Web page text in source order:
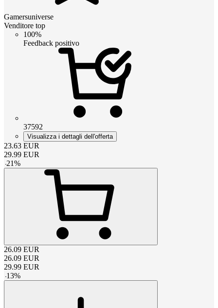
Gamersuniverse
Venditore top
100%
Feedback positivo
37592
Visualizza i dettagli dell'offerta
23.63 EUR
29.99 EUR
-21%
26.09 EUR
26.09 EUR
29.99 EUR
-13%